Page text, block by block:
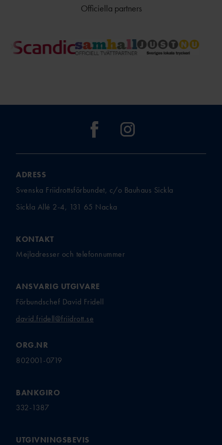
Officiella partners
ADRESS
Svenska Friidrottsförbundet, c/o Bauhaus Sickla
Sickla Allé 2-4, 131 65 Nacka
KONTAKT
Mejladresser och telefonnummer
ANSVARIG UTGIVARE
Förbundschef David Fridell
david.fridell@friidrott.se
ORG.NR
802001-0719
BANKGIRO
332-1387
UTGIVNINGSBEVIS